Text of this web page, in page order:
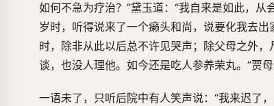
如何不急为疗治？”黛玉道：“我自来是如此，
岁时，听得说来了一个癞头和尚，说要化我去
时，除非从此以后总不许见哭声；除父母之外
谈，也没人理他。如今还是吃人参养荣丸。”贾
一语未了，只听后院中有人笑声说：“我来迟了